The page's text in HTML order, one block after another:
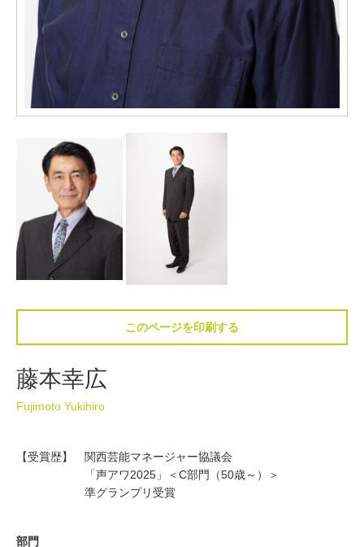
このページを印刷する
藤本幸広
Fujimoto Yukihiro
【受賞歴】 関西芸能マネージャー協議会
「声アワ2025」＜C部門（50歳～）＞
準グランプリ受賞
部門